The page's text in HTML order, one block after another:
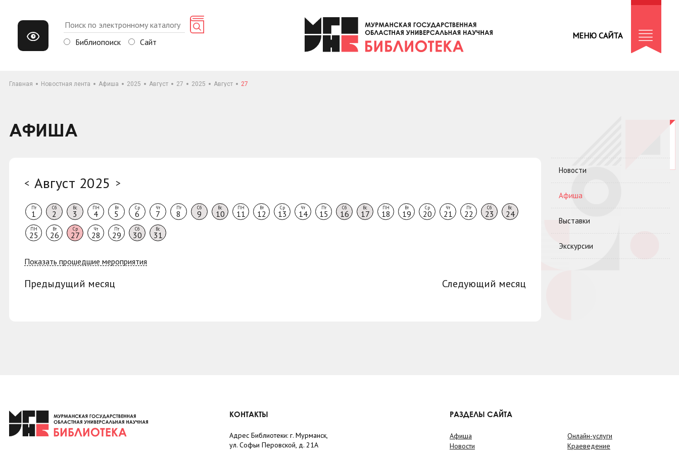
Библиопоиск Сайт
МЕНЮ САЙТА
Главная Новостная лента Афиша 2025 Август 27 2025 Август 27
АФИША
< Август 2025 >
Пт
1
Сб
2
Вс
3
ПН
4
Вт
5
Ср
6
Чт
7
Пт
8
Сб
9
Вс
10
ПН
11
Вт
12
Ср
13
Чт
14
Пт
15
Сб
16
Вс
17
ПН
18
Вт
19
Ср
20
Чт
21
Пт
22
Сб
23
Вс
24
ПН
25
Вт
26
Ср
27
Чт
28
Пт
29
Сб
30
Вс
31
Показать прошедшие мероприятия
Предыдущий месяц Следующий месяц
Новости
Афиша
Выставки
Экскурсии
КОНТАКТЫ
Адрес Библиотеки: г. Мурманск,
ул. Софьи Перовской, д. 21А
РАЗДЕЛЫ САЙТА
Афиша
Новости
Онлайн-услуги
Краеведение